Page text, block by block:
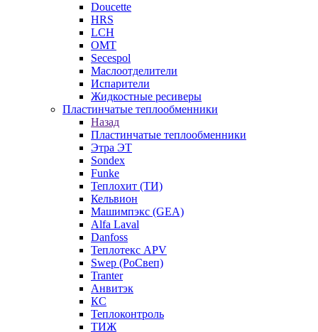
Doucette
HRS
LCH
OMT
Secespol
Маслоотделители
Испарители
Жидкостные ресиверы
Пластинчатые теплообменники
Назад
Пластинчатые теплообменники
Этра ЭТ
Sondex
Funke
Теплохит (ТИ)
Кельвион
Машимпэкс (GEA)
Alfa Laval
Danfoss
Теплотекс APV
Swep (РоСвеп)
Tranter
Анвитэк
КС
Теплоконтроль
ТИЖ